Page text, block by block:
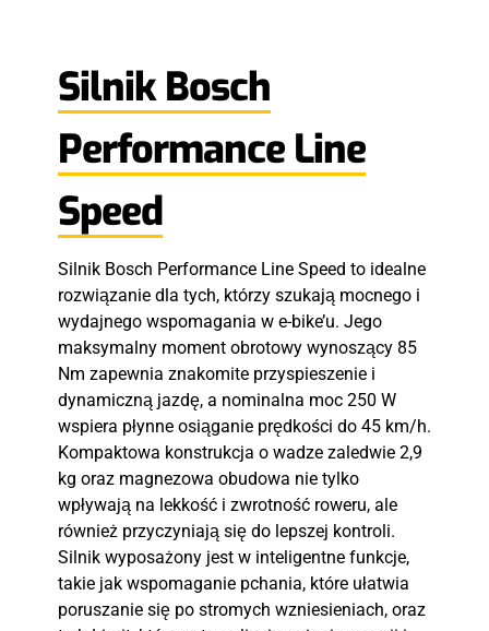
Silnik Bosch
Performance Line
Speed
Silnik Bosch Performance Line Speed to idealne
rozwiązanie dla tych, którzy szukają mocnego i
wydajnego wspomagania w e-bike’u. Jego
maksymalny moment obrotowy wynoszący 85
Nm zapewnia znakomite przyspieszenie i
dynamiczną jazdę, a nominalna moc 250 W
wspiera płynne osiąganie prędkości do 45 km/h.
Kompaktowa konstrukcja o wadze zaledwie 2,9
kg oraz magnezowa obudowa nie tylko
wpływają na lekkość i zwrotność roweru, ale
również przyczyniają się do lepszej kontroli.
Silnik wyposażony jest w inteligentne funkcje,
takie jak wspomaganie pchania, które ułatwia
poruszanie się po stromych wzniesieniach, oraz